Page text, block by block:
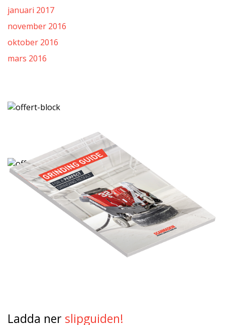
januari 2017
november 2016
oktober 2016
mars 2016
Ladda ner slipguiden!